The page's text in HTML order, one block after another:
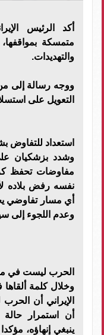
أكد الرئيس
متمسكة
والتهديدات.
ووجه رسالة إلى من
التعويل على
استعداد للتفاوض
وشدد بزشكيان
مفاوضات تحفظ
نفسه رفض بلاده
أي مسار تفاوضي
وعدم اللجوء إلى
الحرب ليست في
وخلال كلمة
الإيراني أن
أن استمرار
ينبغي إنهاؤه،